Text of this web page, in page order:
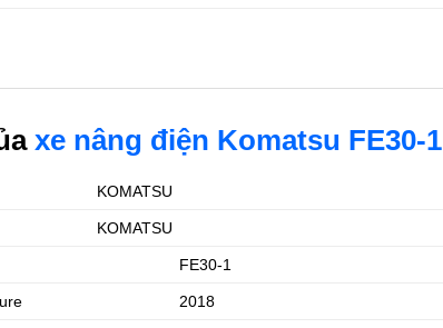
xe nâng điện Komatsu FE30-1
KOMATSU
KOMATSU
FE30-1
2018